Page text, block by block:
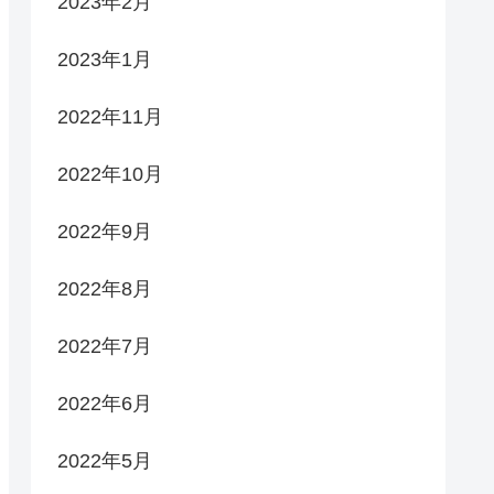
2023年1月
2022年11月
2022年10月
2022年9月
2022年8月
2022年7月
2022年6月
2022年5月